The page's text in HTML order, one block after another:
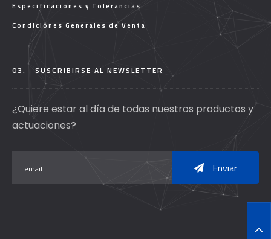
Especificaciones y Tolerancias
Condiciones Generales de Venta
03. SUSCRIBIRSE AL NEWSLETTER
¿Quiere estar al día de todas nuestros productos y
actuaciones?
Enviar